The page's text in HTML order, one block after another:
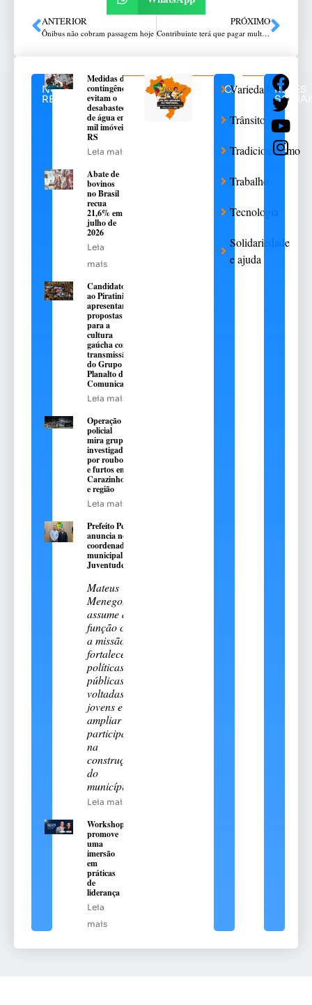
ANTERIOR
Ônibus não cobram passagem hoje
PRÓXIMO
Contribuinte terá que pagar multa para enviar declaração a partir desta quarta
NOTÍCIAS
RELACIONADAS
Medidas de
contingência
evitam o
desabastecimento
de água em 376
mil imóveis no
RS
Leia mais
Abate de
bovinos
no Brasil
recua
21,6% em
julho de
2026
Leia
mais
Candidatos
ao Piratini
apresentarão
propostas
para a
cultura
gaúcha com
transmissão
do Grupo
Planalto de
Comunicação
Leia mais
Operação
policial
mira grupo
investigado
por roubos
e furtos em
Carazinho
e região
Leia mais
Prefeito Pedro
anuncia novo
coordenador
municipal da
Juventude
Mateus
Menegotto
assume a
função com
a missão de
fortalecer
políticas
públicas
voltadas aos
jovens e
ampliar sua
participação
na
construção
do
município
Leia mais
Workshop
promove
uma
imersão
em
práticas
de
liderança
Leia
mais
CATEGORIAS
Variedades
Trânsito
Tradicionalismo
Trabalho
Tecnologia
Solidariedade
e ajuda
REDES